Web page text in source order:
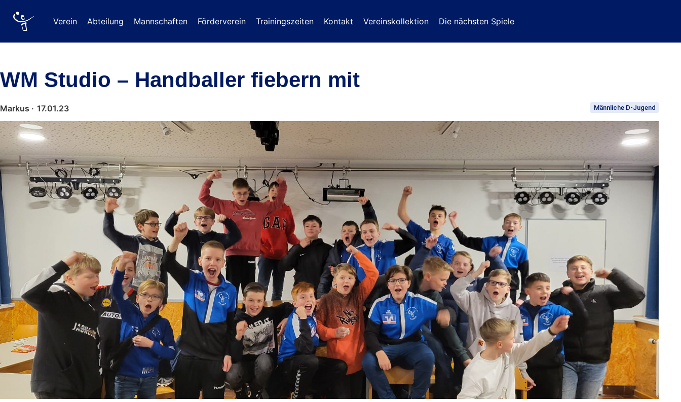
Verein Abteilung Mannschaften Förderverein Trainingszeiten Kontakt Vereinskollektion Die nächsten Spiele
WM Studio – Handballer fiebern mit
Markus · 17.01.23 Männliche D-Jugend